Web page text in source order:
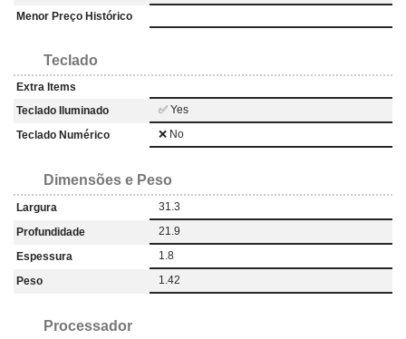
Menor Preço Histórico
Teclado
Extra Items
Teclado Iluminado
✅ Yes
Teclado Numérico
❌ No
Dimensões e Peso
Largura
31.3
Profundidade
21.9
Espessura
1.8
Peso
1.42
Processador